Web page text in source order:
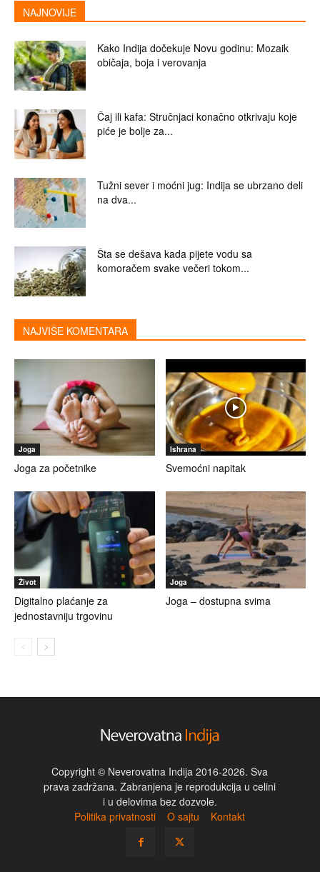
NAJNOVIJE
Kako Indija dočekuje Novu godinu: Mozaik
običaja, boja i verovanja
Čaj ili kafa: Stručnjaci konačno otkrivaju koje
piće je bolje za...
Tužni sever i moćni jug: Indija se ubrzano deli
na dva...
Šta se dešava kada pijete vodu sa
komoračem svake večeri tokom...
NAJVIŠE KOMENTARA
Joga
Joga za početnike
Ishrana
Svemoćni napitak
Život
Digitalno plaćanje za
jednostavniju trgovinu
Joga
Joga – dostupna svima
Copyright © Neverovatna Indija 2016-2026. Sva
prava zadržana. Zabranjena je reprodukcija u celini
i u delovima bez dozvole.
Politika privatnosti
O sajtu Kontakt